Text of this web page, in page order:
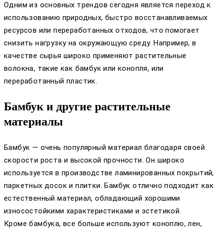
Одним из основных трендов сегодня является переход к
использованию природных, быстро восстанавливаемых
ресурсов или переработанных отходов, что помогает
снизить нагрузку на окружающую среду. Например, в
качестве сырья широко применяют растительные
волокна, такие как бамбук или конопля, или
переработанный пластик.
Бамбук и другие растительные
материалы
Бамбук — очень популярный материал благодаря своей
скорости роста и высокой прочности. Он широко
используется в производстве ламинированных покрытий,
паркетных досок и плитки. Бамбук отлично подходит как
естественный материал, обладающий хорошими
износостойкими характеристиками и эстетикой.
Кроме бамбука, все больше используют коноплю, лен,